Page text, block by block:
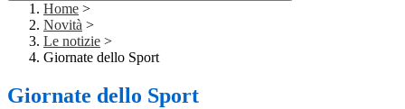
Home >
Novità >
Le notizie >
Giornate dello Sport
Giornate dello Sport